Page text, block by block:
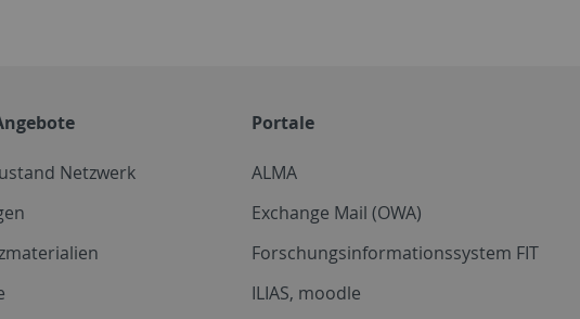
Netzwerk
Portale
ALMA
Exchange Mail (OWA)
Forschungsinformationssystem FIT
ILIAS, moodle